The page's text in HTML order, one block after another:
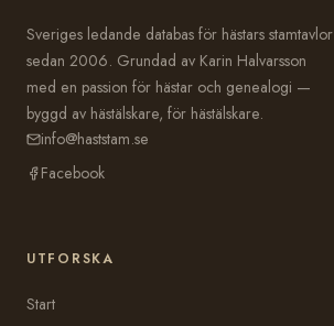
Sveriges ledande databas för hästars stamtavlor
sedan 2006. Grundad av Karin Halvarsson
med en passion för hästar och genealogi —
byggd av hästälskare, för hästälskare.
info@haststam.se
Facebook
UTFORSKA
Start